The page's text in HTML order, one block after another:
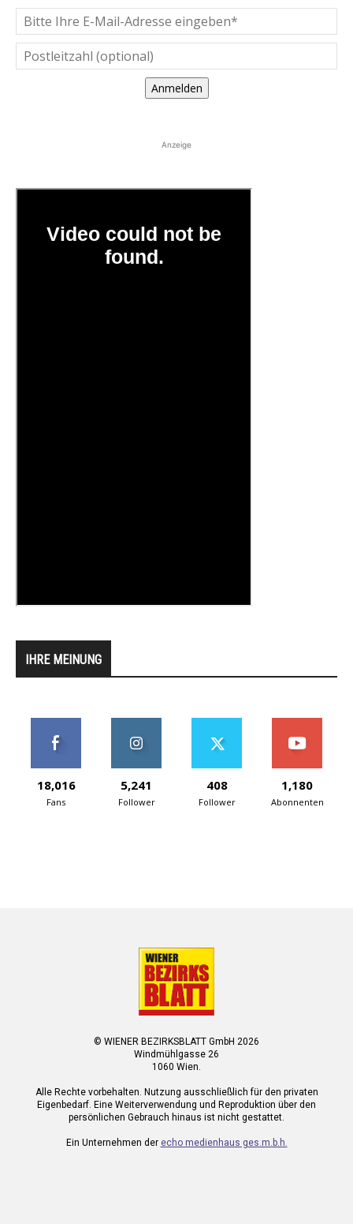
Anmelden
Anzeige
IHRE MEINUNG
18,016
Fans
5,241
Follower
408
Follower
1,180
Abonnenten
© WIENER BEZIRKSBLATT GmbH 2026
Windmühlgasse 26
1060 Wien.
Alle Rechte vorbehalten. Nutzung ausschließlich für den privaten
Eigenbedarf. Eine Weiterverwendung und Reproduktion über den
persönlichen Gebrauch hinaus ist nicht gestattet.
Ein Unternehmen der echo medienhaus ges.m.b.h.